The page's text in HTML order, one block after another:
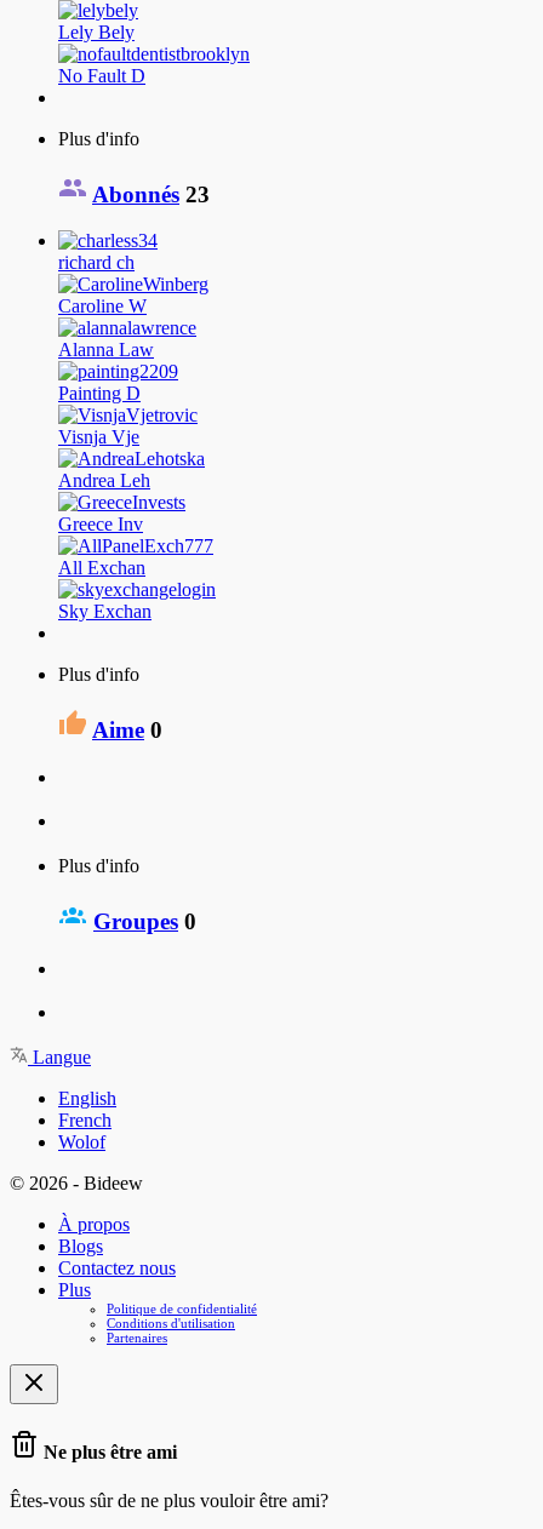
Lely Bely
No Fault D
Plus d'info
Abonnés 23
richard ch
Caroline W
Alanna Law
Painting D
Visnja Vje
Andrea Leh
Greece Inv
All Exchan
Sky Exchan
Plus d'info
Aime 0
Plus d'info
Groupes 0
Langue
English
French
Wolof
© 2026 - Bideew
À propos
Blogs
Contactez nous
Plus
Politique de confidentialité
Conditions d'utilisation
Partenaires
Ne plus être ami
Êtes-vous sûr de ne plus vouloir être ami?